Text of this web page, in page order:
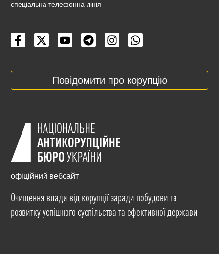
cпеціальна телефонна лінія
Повідомити про корупцію
офіційний вебсайт
Очищення влади від корупції заради побудови та
розвитку успішного суспільства та ефективної держави